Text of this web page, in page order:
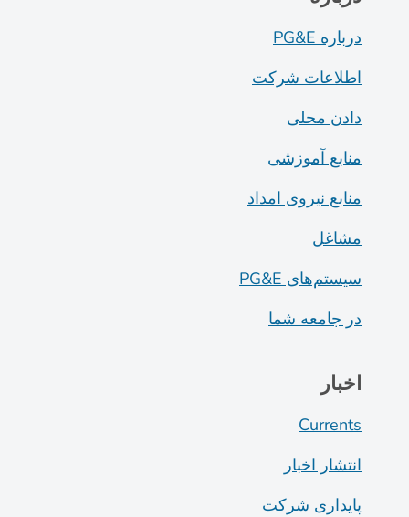
درباره PG&E
اطلاعات شرکت
دادن محلی
منابع آموزشی
منابع نیروی امداد
مشاغل
سیستم‌های PG&E
در جامعه شما
اخبار
Currents
انتشار اخبار
پایداری شرکت